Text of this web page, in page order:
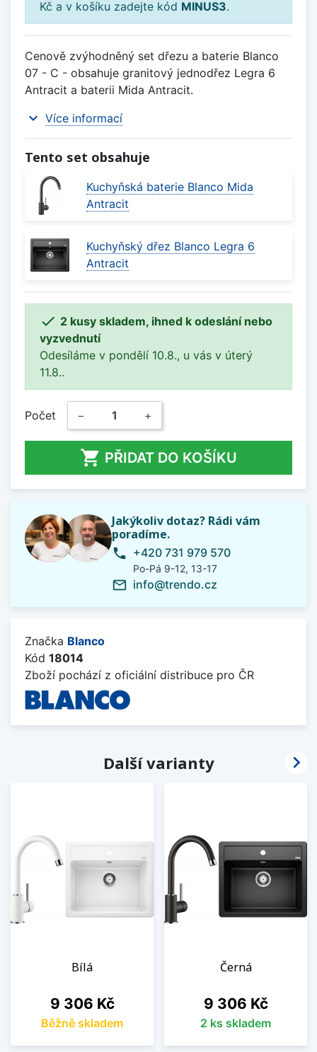
Kč a v košíku zadejte kód MINUS3.
Cenově zvýhodněný set dřezu a baterie Blanco
07 - C - obsahuje granitový jednodřez Legra 6
Antracit a baterii Mida Antracit.
expand_more Více informací
Tento set obsahuje
Kuchyňská baterie Blanco Mida
Antracit
Kuchyňský dřez Blanco Legra 6
Antracit
 2 kusy skladem, ihned k odeslání nebo
vyzvednutí
Odesíláme v pondělí 10.8., u vás v úterý
11.8..
Počet − +
 PŘIDAT DO KOŠÍKU
Jakýkoliv dotaz? Rádi vám
poradíme.
phone +420 731 979 570
Po-Pá 9-12, 13-17
mail_outline info@trendo.cz
Značka Blanco
Kód 18014
Zboží pochází z oficiální distribuce pro ČR
Další varianty
Bílá
Cena
9 306 Kč
Běžně skladem
Černá
Cena
9 306 Kč
2 ks skladem
